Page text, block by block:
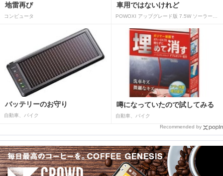
地雷再び
コンピュータ
車用ではないけれど
POWOXI アップグレード版 7.5W ソーラーバッテリートリクルチャージャーメンテナー 12V ポータブル防水ソーラーパネル トリクル充電キット 車、自動車、オートバイ、ボート、マリン、RV、トレーラー、スノーモービルなど用
バッテリーのお守り
自動車、バイク
噂になっていたので試してみる
自動車、バイク
Recommended by